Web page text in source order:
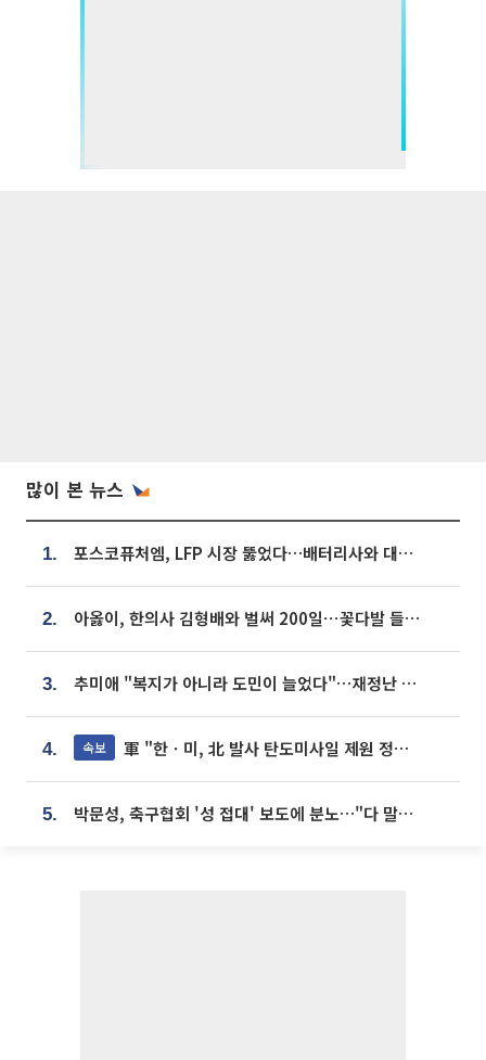
많이 본 뉴스
1. 포스코퓨처엠, LFP 시장 뚫었다…배터리사와 대규모 장기 공급 합의
2. 아옳이, 한의사 김형배와 벌써 200일⋯꽃다발 들고 "프러포즈 아냐"
3. 추미애 "복지가 아니라 도민이 늘었다"…재정난 책임론 정면돌파
4. 속보 軍 "한ㆍ미, 北 발사 탄도미사일 제원 정밀분석 중"
5. 박문성, 축구협회 '성 접대' 보도에 분노…"다 말아먹으려고 작정했나"